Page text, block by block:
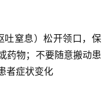
窒息）松开领口，保
药物；不要随意搬动患
者症状变化